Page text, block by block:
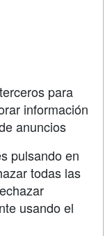
para
información
anuncios
pulsando en
todas las
usando el